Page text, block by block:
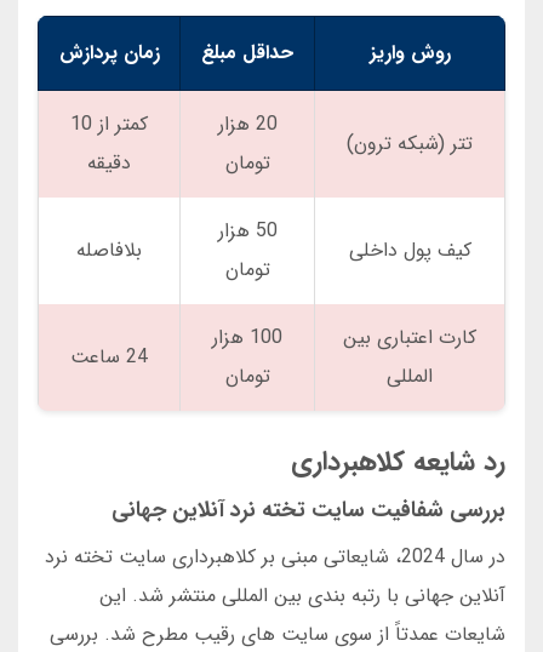
روش واریز حداقل مبلغ زمان پردازش
تتر (شبکه ترون)
20 هزار
تومان
کمتر از 10
دقیقه
کیف پول داخلی
50 هزار
تومان
بلافاصله
کارت اعتباری بین
المللی
100 هزار
تومان
24 ساعت
رد شایعه کلاهبرداری
بررسی شفافیت سایت تخته نرد آنلاین جهانی
در سال 2024، شایعاتی مبنی بر کلاهبرداری سایت تخته نرد
آنلاین جهانی با رتبه بندی بین المللی منتشر شد. این
شایعات عمدتاً از سوی سایت های رقیب مطرح شد. بررسی